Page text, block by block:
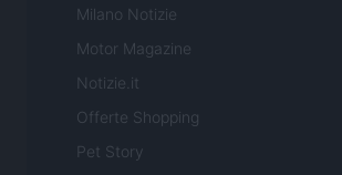
Milano Notizie
Motor Magazine
Notizie.it
Offerte Shopping
Pet Story